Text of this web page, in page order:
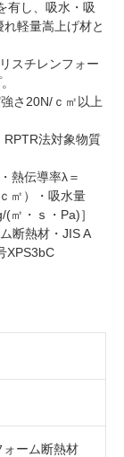
有し、吸水・吸
軽量嵩上げ材と
スチレンフォー
さ20N/ｃ㎡以上
RPTR法対象物質
熱伝導率λ＝
㎡）・吸水量
㎡・ｓ・Pa)］
断熱材・JIS A
XPS3bC
ォーム断熱材